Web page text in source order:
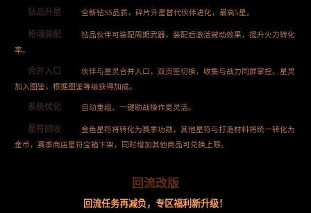
钻品升星 全新钻SS品质，碎片升星替代伙伴进化，最高5星。
枪魂装配
钻品伙伴可装配周期武器，装配后激活被动效果，提升火力转化
率。
合并入口
伙伴与星灵合并入口，双页签切换，收集与战力同屏掌控。星灵
加入图鉴，根据图鉴等级获得加成。
系统优化 自动重组、一键助战操作更灵活。
星符回收
金色星符将转化为赛季功勋，其他星符与打造材料将统一转化为
金币，赛季商店星符宝箱下架，同时增加其他商品可兑换上限。
回流改版
回流任务再减负，专区福利新升级！